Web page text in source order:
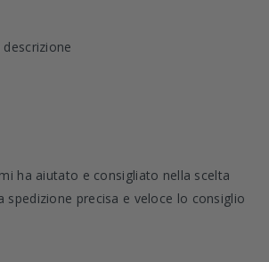
ha aiutato e consigliato nella scelta
spedizione precisa e veloce lo consiglio